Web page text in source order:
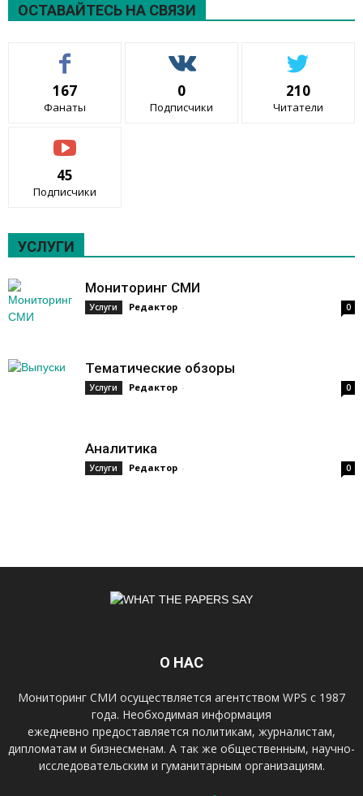
ОСТАВАЙТЕСЬ НА СВЯЗИ
167
Фанаты
0
Подписчики
210
Читатели
45
Подписчики
УСЛУГИ
Мониторинг СМИ
Услуги Редактор - 0
Тематические обзоры
Услуги Редактор - 0
Аналитика
Услуги Редактор - 0
О НАС
Мониторинг СМИ осуществляется агентством WPS с 1987
года. Необходимая информация
ежедневно предоставляется политикам, журналистам,
дипломатам и бизнесменам. А так же общественным, научно-
исследовательским и гуманитарным организациям.